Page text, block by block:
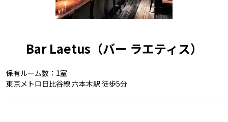
Bar Laetus（バー ラエティス）
保有ルーム数：1室
東京メトロ日比谷線 六本木駅 徒歩5分